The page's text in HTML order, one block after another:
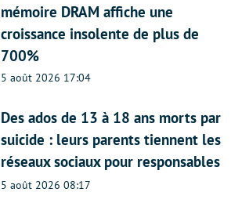
mémoire DRAM affiche une
croissance insolente de plus de
700%
5 août 2026 17:04
Des ados de 13 à 18 ans morts par
suicide : leurs parents tiennent les
réseaux sociaux pour responsables
5 août 2026 08:17